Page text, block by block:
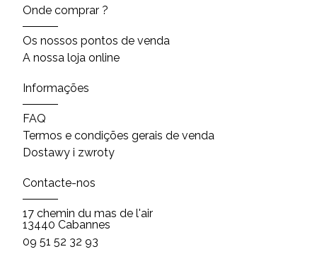
Onde comprar ?
Os nossos pontos de venda
A nossa loja online
Informações
FAQ
Termos e condições gerais de venda
Dostawy i zwroty
Contacte-nos
17 chemin du mas de l'air
13440 Cabannes
09 51 52 32 93